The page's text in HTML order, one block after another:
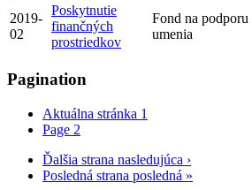
2019-
02
Poskytnutie
finančných
prostriedkov
Fond na podporu
umenia
Pagination
Aktuálna stránka 1
Page 2
Ďalšia strana nasledujúca ›
Posledná strana posledná »